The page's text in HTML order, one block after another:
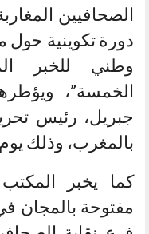
الصحافيين
دورة تكوينية
وطني للخبر
الخمسة”،
جبريل، رئيس
بالمغرب، وذلك يوم السبت
كما يخبر
مفتوحة بالمجان